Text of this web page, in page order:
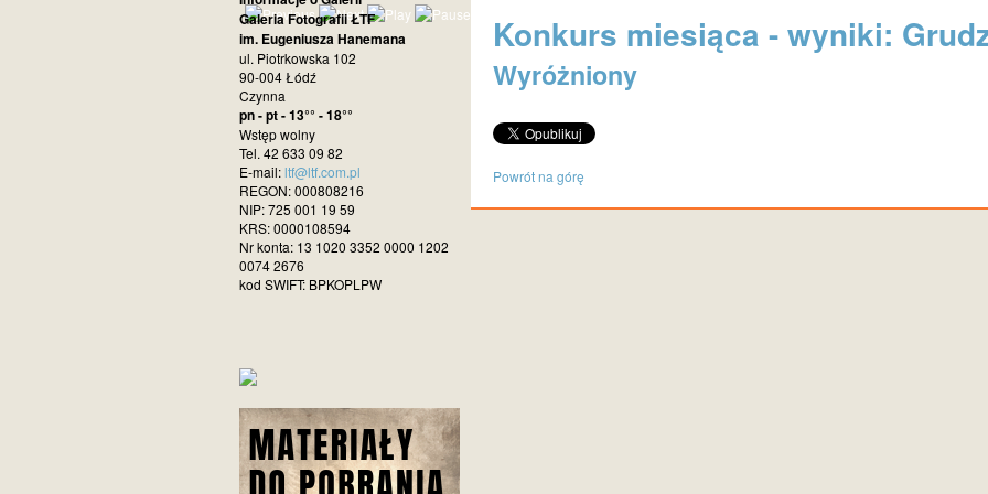
Konkurs miesiąca - wyniki:
Wyróżniony
Powrót na górę
Galeria Fotografii ŁTF
im. Eugeniusza Hanemana
ul. Piotrkowska 102
90-004 Łódź
Czynna
pn - pt - 13°° - 18°°
Wstęp wolny
Tel. 42 633 09 82
E-mail:ltf@ltf.com.pl
REGON: 000808216
NIP: 725 001 19 59
KRS: 0000108594
Nr konta: 13 1020 3352 0000 1202
0074 2676
kod SWIFT: BPKOPLPW